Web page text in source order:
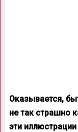
Оказывается,
не так страшно
эти